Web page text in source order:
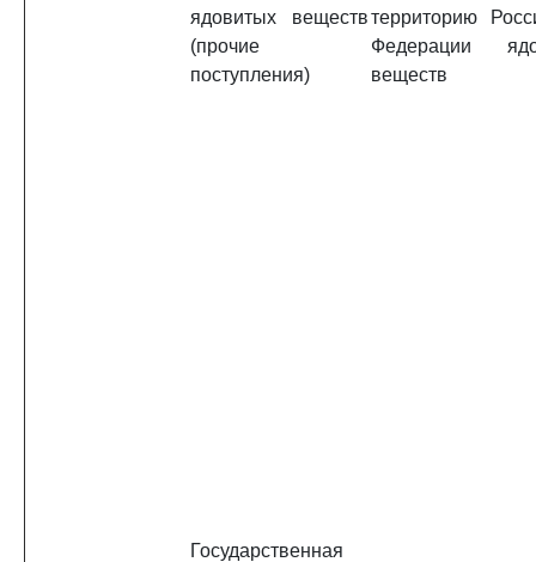
ядовитых веществ
(прочие
поступления)
территорию
Федерации
веществ
Государственная